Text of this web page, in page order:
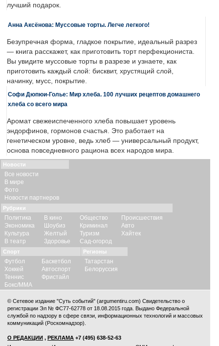
лучший подарок.
Анна Аксёнова: Муссовые торты. Легче легкого!
Безупречная форма, гладкое покрытие, идеальный разрез
— книга расскажет, как приготовить торт перфекциониста.
Вы увидите муссовые торты в разрезе и узнаете, как
приготовить каждый слой: бисквит, хрустящий слой,
начинку, мусс, покрытие.
Софи Дюпюи-Голье: Мир хлеба. 100 лучших рецептов домашнего
хлеба со всего мира
Аромат свежеиспеченного хлеба повышает уровень
эндорфинов, гормонов счастья. Это работает на
генетическом уровне, ведь хлеб — универсальный продукт,
основа повседневного рациона всех народов мира.
Новости
Все новости
В мире
Фото
Новости партнеров
Рубрики
Политика
Экономика
Культура
В театр
В кино
Шоубиз
Желтый
Здоровье
Общество
Криминал
Туризм
Сад-огород
Происшествия
Авто
Хайтек
Спорт
Футбол
Хоккей
Теннис
Бокс/ММА
Баскетбол
Автоспорт
Фристайл
Регионы
Татарстан
Белоруссия
© Сетевое издание "Суть событий" (argumentiru.com) Свидетельство о
регистрации Эл № ФС77-62778 от 18.08.2015 года. Выдано Федеральной
службой по надзору в сфере связи, информационных технологий и массовых
коммуникаций (Роскомнадзор).
О РЕДАКЦИИ , РЕКЛАМА +7 (495) 638-52-63